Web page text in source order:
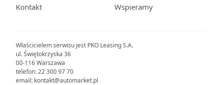
Właścicielem serwisu jest PKO Leasing S.A.
ul. Świętokrzyska 36
00-116 Warszawa
telefon: 22 300 97 70
email: kontakt@automarket.pl
Kontakt
Wspieramy